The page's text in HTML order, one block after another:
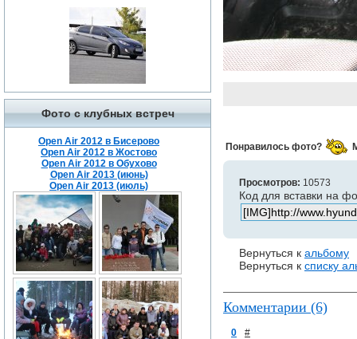
Фото с клубных встреч
Open Air 2012 в Бисерово
Open Air 2012 в Жостово
Open Air 2012 в Обухово
Open Air 2013 (июнь)
Open Air 2013 (июль)
Понравилось фото?
Просмотров: 10573
Код для вставки на
Вернуться к альбому
Вернуться к списку
Комментарии (6)
0 #